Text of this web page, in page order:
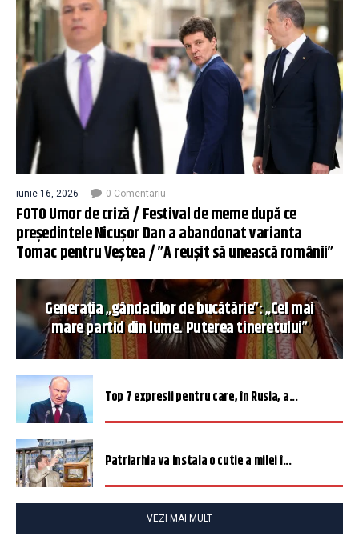
iunie 16, 2026 0 Comentariu
FOTO Umor de criză / Festival de meme după ce
președintele Nicușor Dan a abandonat varianta
Tomac pentru Veștea / ”A reușit să unească românii”
Generația „gândacilor de bucătărie”: „Cel mai
mare partid din lume. Puterea tineretului”
Top 7 expresii pentru care, în Rusia, a...
Patriarhia va instala o cutie a milei î...
VEZI MAI MULT